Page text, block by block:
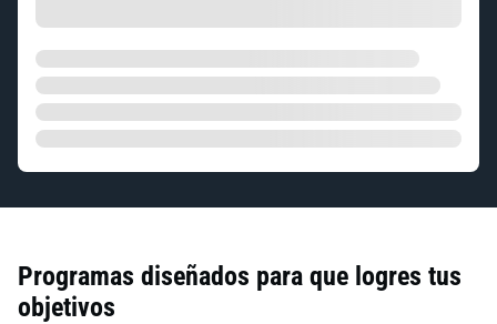
Programas diseñados para que logres tus
objetivos